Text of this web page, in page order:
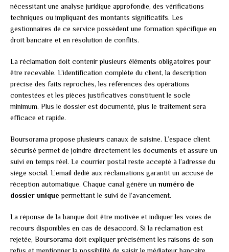
nécessitant une analyse juridique approfondie, des vérifications
techniques ou impliquant des montants significatifs. Les
gestionnaires de ce service possèdent une formation spécifique en
droit bancaire et en résolution de conflits.
La réclamation doit contenir plusieurs éléments obligatoires pour
être recevable. L’identification complète du client, la description
précise des faits reprochés, les références des opérations
contestées et les pièces justificatives constituent le socle
minimum. Plus le dossier est documenté, plus le traitement sera
efficace et rapide.
Boursorama propose plusieurs canaux de saisine. L’espace client
sécurisé permet de joindre directement les documents et assure un
suivi en temps réel. Le courrier postal reste accepté à l’adresse du
siège social. L’email dédié aux réclamations garantit un accusé de
réception automatique. Chaque canal génère un numéro de
dossier unique permettant le suivi de l’avancement.
La réponse de la banque doit être motivée et indiquer les voies de
recours disponibles en cas de désaccord. Si la réclamation est
rejetée, Boursorama doit expliquer précisément les raisons de son